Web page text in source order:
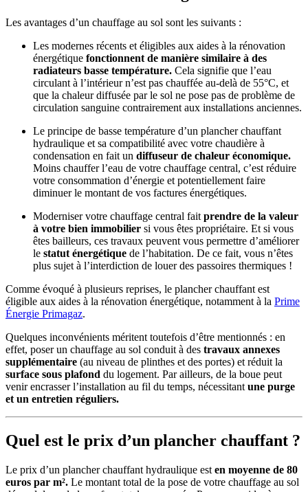
Les avantages d’un chauffage au sol sont les suivants :
Les modernes récents et éligibles aux aides à la rénovation
énergétique fonctionnent de manière similaire à des
radiateurs basse température. Cela signifie que l’eau
circulant à l’intérieur n’est pas chauffée au-delà de 55°C, et
que la chaleur diffusée par le sol ne pose pas de problème de
circulation sanguine contrairement aux installations anciennes.
Le principe de basse température d’un plancher chauffant
hydraulique et sa compatibilité avec votre chaudière à
condensation en fait un diffuseur de chaleur économique.
Moins chauffer l’eau de votre chauffage central, c’est réduire
votre consommation d’énergie et potentiellement faire
diminuer le montant de vos factures énergétiques.
Moderniser votre chauffage central fait prendre de la valeur
à votre bien immobilier si vous êtes propriétaire. Et si vous
êtes bailleurs, ces travaux peuvent vous permettre d’améliorer
le statut énergétique de l’habitation. De ce fait, vous n’êtes
plus sujet à l’interdiction de louer des passoires thermiques !
Comme évoqué à plusieurs reprises, le plancher chauffant est
éligible aux aides à la rénovation énergétique, notamment à la Prime
Énergie Primagaz.
Quelques inconvénients méritent toutefois d’être mentionnés : en
effet, poser un chauffage au sol conduit à des travaux annexes
supplémentaire (au niveau de plinthes et des portes) et réduit la
surface sous plafond du logement. Par ailleurs, de la boue peut
venir encrasser l’installation au fil du temps, nécessitant une purge
et un entretien réguliers.
Quel est le prix d’un plancher chauffant ?
Le prix d’un plancher chauffant hydraulique est en moyenne de 80
euros par m². Le montant total de la pose de votre chauffage au sol